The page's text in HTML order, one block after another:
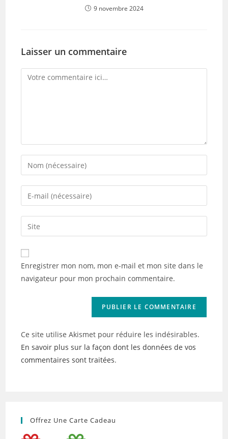
9 novembre 2024
Laisser un commentaire
Comment
Enter
your
name
comment
Enter
your
email
address
comment
Saisir
l’URL
de
votre
(facultatif)
Enregistrer mon nom, mon e-mail et mon site dans le
navigateur pour mon prochain commentaire.
Ce site utilise Akismet pour réduire les indésirables.
En savoir plus sur la façon dont les données de vos
commentaires sont traitées.
Offrez Une Carte Cadeau